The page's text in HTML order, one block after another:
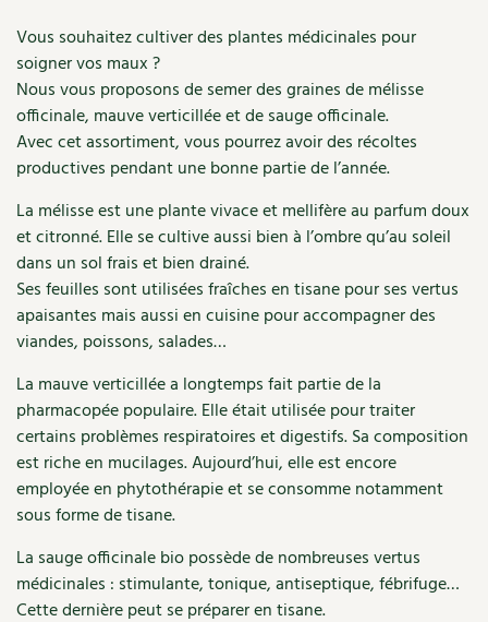
Cuisine saine
Manger bio
Cures, régimes
Techniques, conservation, organisation
Agenda, calendrier
NOUVEAUTÉS
Feuilleter le catalogue
Le magazine Les 4 saisons
Stages
Cartes cadeau
Séjourner en Trièves
Nous contacter
Outils et ustensiles du jardin
Biodiversité
Ravageurs et maladies au jardin
Petit élevage
Cuisine saine
Alimentation et nutrition
Recettes par type de plat
Recettes sans gluten
Recettes végétariennes et vegan
Habitat écologique
Forums
Jardin bio
Habitat écologique
Cuisine saine
Soins naturels
Société et alternatives
Questions à la rédaction
Entre abonné·es
Trucs & astuces
Expés
sauge.
Vous souhaitez cultiver des plantes médicinales pour
soigner vos maux ?
Nous vous proposons de semer des graines de mélisse
officinale, mauve verticillée et de sauge officinale.
Avec cet assortiment, vous pourrez avoir des récoltes
productives pendant une bonne partie de l’année.
La mélisse est une plante vivace et mellifère au parfum doux
et citronné. Elle se cultive aussi bien à l’ombre qu’au soleil
dans un sol frais et bien drainé.
Ses feuilles sont utilisées fraîches en tisane pour ses vertus
apaisantes mais aussi en cuisine pour accompagner des
viandes, poissons, salades…
La mauve verticillée a longtemps fait partie de la
pharmacopée populaire. Elle était utilisée pour traiter
certains problèmes respiratoires et digestifs. Sa composition
est riche en mucilages. Aujourd’hui, elle est encore
employée en phytothérapie et se consomme notamment
sous forme de tisane.
La sauge officinale bio possède de nombreuses vertus
médicinales : stimulante, tonique, antiseptique, fébrifuge…
Cette dernière peut se préparer en tisane.